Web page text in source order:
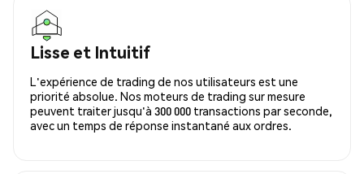
Lisse et Intuitif
L'expérience de trading de nos utilisateurs est une
priorité absolue. Nos moteurs de trading sur mesure
peuvent traiter jusqu'à 300 000 transactions par seconde,
avec un temps de réponse instantané aux ordres.